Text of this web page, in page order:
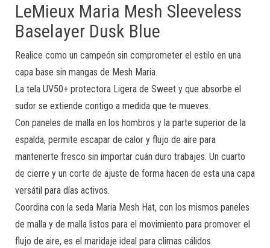
LeMieux Maria Mesh Sleeveless
Baselayer Dusk Blue
Realice como un campeón sin comprometer el estilo en una
capa base sin mangas de Mesh Maria.
La tela UV50+ protectora Ligera de Sweet y que absorbe el
sudor se extiende contigo a medida que te mueves.
Con paneles de malla en los hombros y la parte superior de la
espalda, permite escapar de calor y flujo de aire para
mantenerte fresco sin importar cuán duro trabajes. Un cuarto
de cierre y un corte de ajuste de forma hacen de esta una capa
versátil para días activos.
Coordina con la seda Maria Mesh Hat, con los mismos paneles
de malla y de malla listos para el movimiento para promover el
flujo de aire, es el maridaje ideal para climas cálidos.